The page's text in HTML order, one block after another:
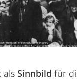
als Sinnbild für